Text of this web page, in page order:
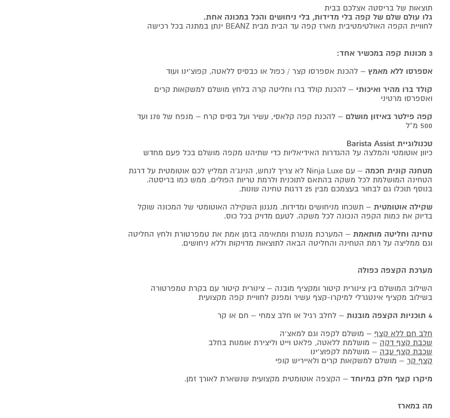
תוצאות של בריסטה אצלכם בבית
גלו עולם שלם של קפה בלי מדידות, בלי ניחושים והכל במכונה אחת.
לחוויית הקפה האולטימטיבית מארז קפה עד הבית מבית BEANZ ינתן במתנה בכל רכישה
3 מכונות קפה במכשיר אחד:
אספרסו ללא מאמץ – להכנת אספרסו קצר / כפול או כבסיס ללאטה, קפוצ’ינו ועוד
קולד ברו מהיר ואיכותי – להכנת קולד ברו וחליטה קרה בלחץ מושלם למשקאות קרים
ואספרסו מרטיני
קפה פילטר באיזון מושלם
– להכנת קפה קלאסי, עשיר ועל בסיס קרח – מנפח של 170 ועד
500 מ”ל
טכנולוגיית Barista Assist
כיוון אוטומטי והמלצה על ההגדרות האידיאליות כדי שתיהנו מקפה מושלם בכל פעם מחדש
מטחנה קונית חכמה
– עם Ninja Luxe לא צריך לנחש, הנינג'ה תמליץ לכם אוטומטית על דרגת
הטחינה המושלמת לכל משקה בהתאם לתוכנית ולרמת טריות הפולים. ממש כמו בריסטה.
בנוסף תוכלו גם לבחור בעצמכם מבין 25 דרגות טחינה שונות.
שקילה אוטומטית – תשכחו מניחושים ומדידות. מנגנון השקילה האוטומטי של המכונה שוקל
בדיוק את כמות הקפה הנכונה לכל משקה. לטעם מדויק בכל כוס.
טחינה וחליטה מותאמת – המערכת מנטרת ומתאימה בזמן אמת את טמפרטורת ולחץ החליטה
וגם ממליצה על רמת הטחינה והחליטה הבאה לתוצאות מדויקות וללא ניחושים.
מערכת הקצפה כפולה
השילוב המושלם בין צינורית קיטור ומקציף מובנה – צינורית קיטור עם בקרת טמפרטורה
בשילוב מקציף אינטגרלי למיקרו-קצף עשיר ומפנק לחוויית קפה מקצועית
4 תוכניות הקצפה מובנות
– לחלב רגיל או חלב צמחי – חם או קר
חלב חם ללא קצף – מושלם לקפה וגם למאצ'ה
שכבת קצף דקה – מושלמת ללאטה, פלאט וייט וליצירת אומנות בחלב
שכבת קצף עבה – מושלמת לקפוצ'ינו
קצף קר – מושלם למשקאות קרים ולאייריש קופי
מיקרו קצף חלק במיוחד – הקצפה אוטומטית מקצועית שנשארת לאורך זמן.
מה במארז